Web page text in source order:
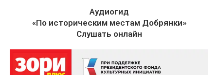
Аудиогид
«По историческим местам Добрянки»
Слушать онлайн